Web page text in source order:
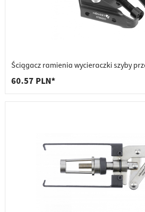
Ściągacz ramienia wycieraczki szyby
60.57 PLN*